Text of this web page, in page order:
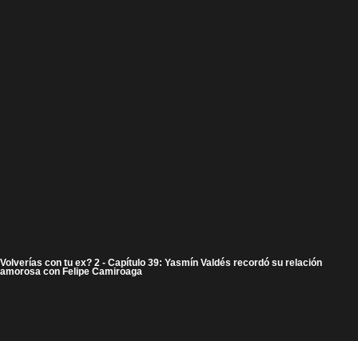
Volverías con tu ex? 2 - Capítulo 39: Yasmín Valdés recordó su relación
amorosa con Felipe Camiroaga